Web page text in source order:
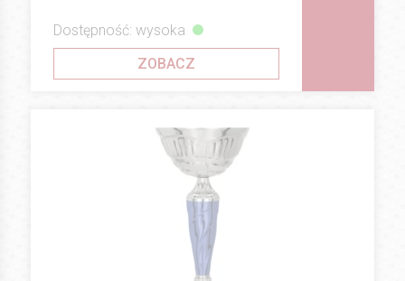
Dostępność: wysoka
ZOBACZ